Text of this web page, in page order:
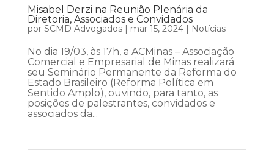
Misabel Derzi na Reunião Plenária da
Diretoria, Associados e Convidados
por SCMD Advogados| mar 15, 2024| Notícias
No dia 19/03, às 17h, a ACMinas – Associação
Comercial e Empresarial de Minas realizará
seu Seminário Permanente da Reforma do
Estado Brasileiro (Reforma Política em
Sentido Amplo), ouvindo, para tanto, as
posições de palestrantes, convidados e
associados da...